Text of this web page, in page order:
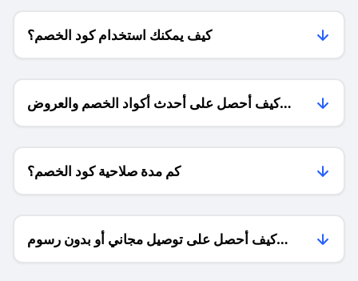
كيف يمكنك استخدام كود الخصم؟
كيف أحصل على أحدث أكواد الخصم والعروض
للمتاجر؟
كم مدة صلاحية كود الخصم؟
كيف أحصل على توصيل مجاني أو بدون رسوم
الشحن ؟